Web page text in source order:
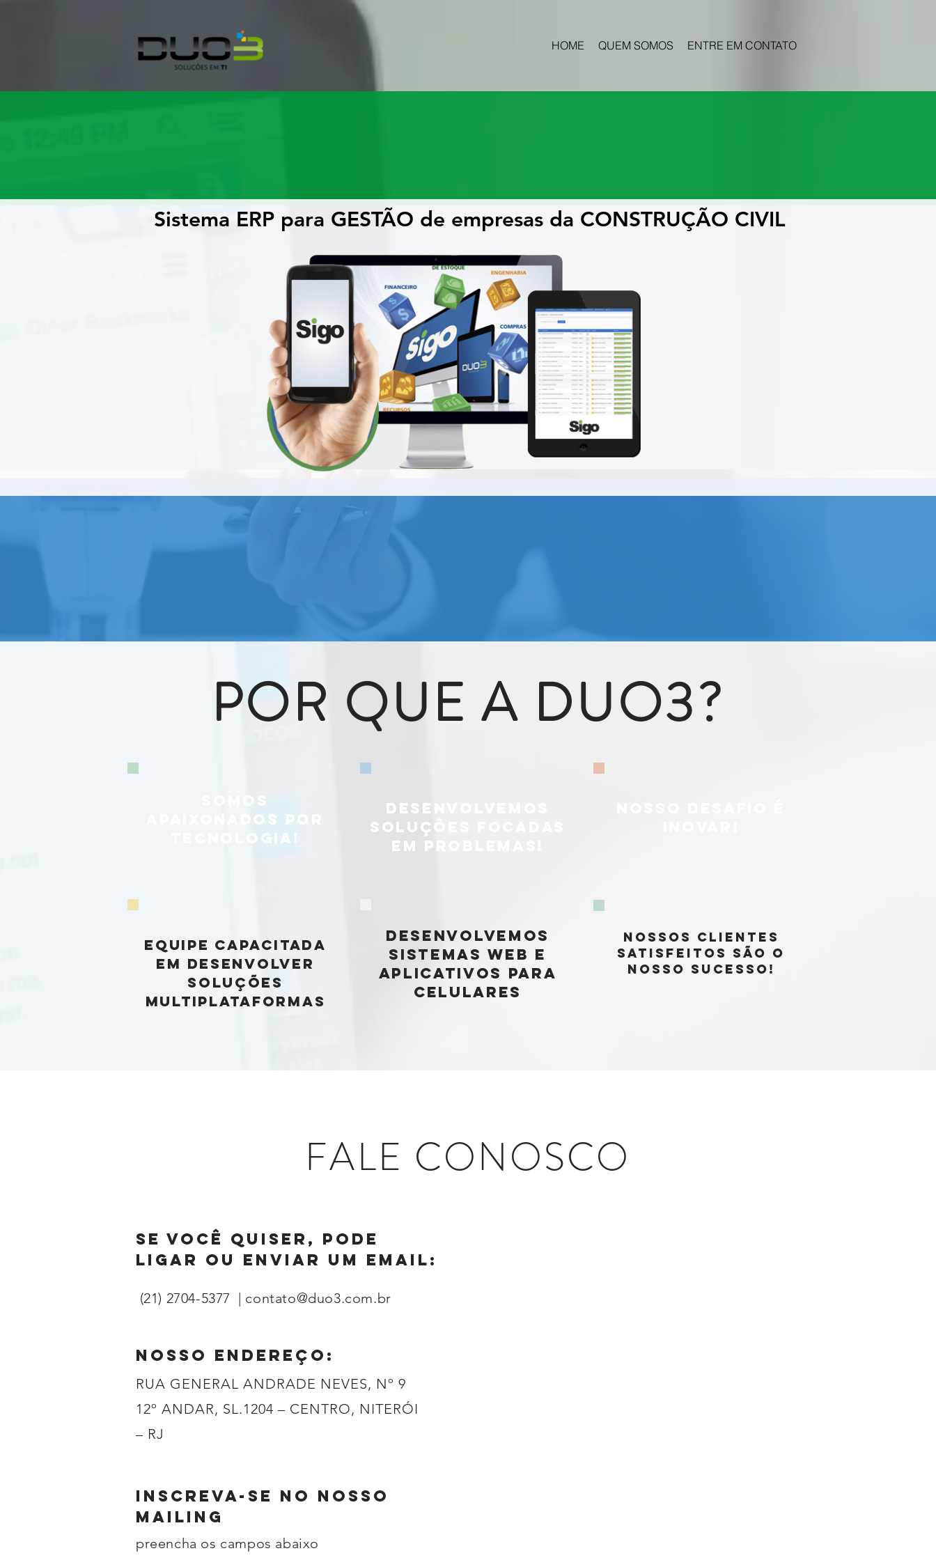
HOME QUEM SOMOS ENTRE EM CONTATO
Nossa empresa é especialista em construir soluções de software para
a sua necessidade, utilizamos metodologia ágil em nossos projetos.
Focamos no problema de nossos clientes, sempre buscando soluções
Sistema ERP para GESTÃO de empresas da CONSTRUÇÃO CIVIL
POR QUE A DUO3?
SOMOS
APAIXONADOS POR
TECNOLOGIA!
EQUIPE CAPACITADA
EM DESENVOLVER
SOLUÇÕES
MULTIPLATAFORMAS
DESENVOLVEMOS
SOLUÇÕES FOCADAS
EM PROBLEMAS!
DESENVOLVEMOS
SISTEMAS WEB E
APLICATIVOS PARA
CELULARES
NOSSOS CLIENTES
SATISFEITOS SÃO O
NOSSO SUCESSO!
FALE CONOSCO
SE VOCÊ QUISER, PODE
lIGAR oU ENVIAR UM EMAIL:
(21) 2704-5377 | contato@duo3.com.br
Nosso endereço:
RUA GENERAL ANDRADE NEVES, Nº 9
12º ANDAR, SL.1204 – CENTRO, NITERÓI
– RJ
INSCREVA-SE NO NOSSO
MAILING
preencha os campos abaixo